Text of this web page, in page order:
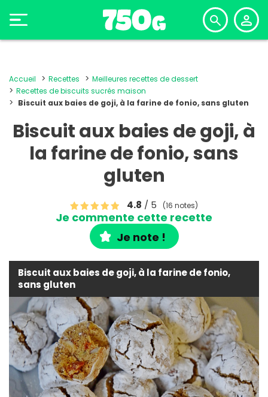
Accueil Recettes
Meilleures recettes de dessert
Recettes de biscuits sucrés maison
Biscuit aux baies de goji, à la farine de fonio, sans gluten
Biscuit aux baies de goji, à
la farine de fonio, sans
gluten
4.8 / 5 (16 notes)
Je commente cette recette
Je note !
Biscuit aux baies de goji, à la farine de fonio,
sans gluten